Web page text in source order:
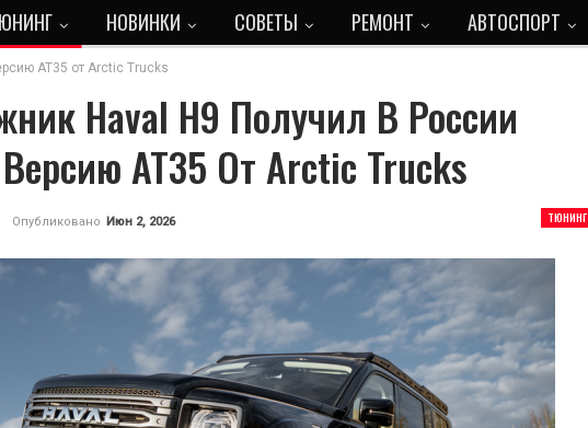
НОВИНКИ СОВЕТЫ РЕМОНТ АВТОСПОРТ
AT35 от Arctic Trucks
Haval H9 Получил В России
AT35 От Arctic Trucks
ТЮНИНГ
Опубликовано Июн 2, 2026